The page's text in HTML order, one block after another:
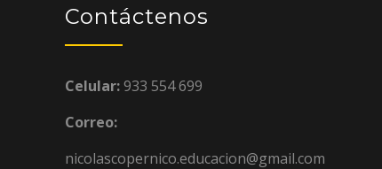
Contáctenos
Celular:933 554 699
Correo:
nicolascopernico.educacion@gmail.com